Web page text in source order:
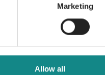
Marketing
Allow all